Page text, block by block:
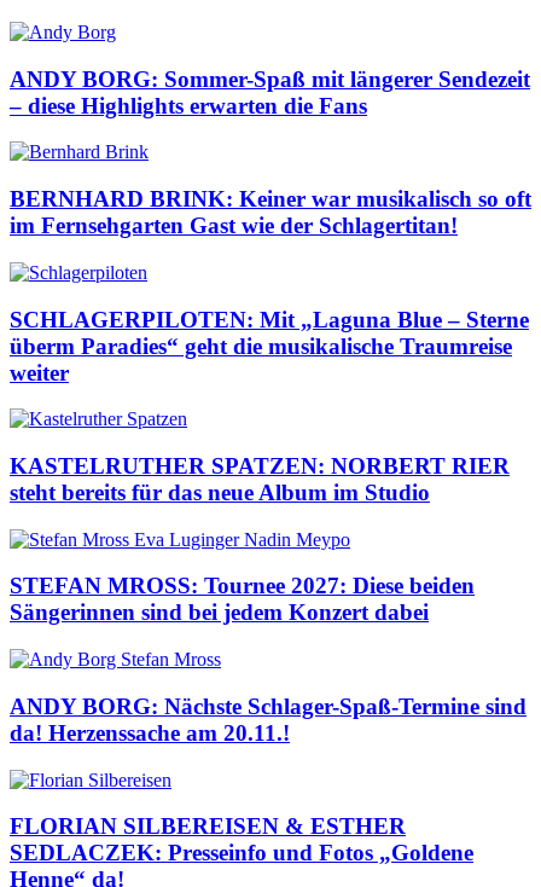
ANDY BORG: Sommer-Spaß mit längerer Sendezeit
– diese Highlights erwarten die Fans
BERNHARD BRINK: Keiner war musikalisch so oft
im Fernsehgarten Gast wie der Schlagertitan!
SCHLAGERPILOTEN: Mit „Laguna Blue – Sterne
überm Paradies“ geht die musikalische Traumreise
weiter
KASTELRUTHER SPATZEN: NORBERT RIER
steht bereits für das neue Album im Studio
STEFAN MROSS: Tournee 2027: Diese beiden
Sängerinnen sind bei jedem Konzert dabei
ANDY BORG: Nächste Schlager-Spaß-Termine sind
da! Herzenssache am 20.11.!
FLORIAN SILBEREISEN & ESTHER
SEDLACZEK: Presseinfo und Fotos „Goldene
Henne“ da!